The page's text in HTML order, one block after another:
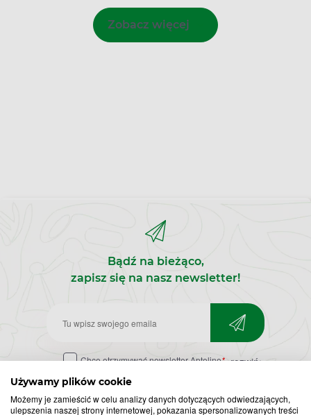
Używamy plików cookie
Możemy je zamieścić w celu analizy danych dotyczących odwiedzających,
ulepszenia naszej strony internetowej, pokazania spersonalizowanych treści
Zobacz więcej
Bądź na bieżąco,
zapisz się na nasz newsletter!
Zapisz
do
newslettera
Chcę otrzymywać newsletter Apteline* rozwiń>